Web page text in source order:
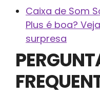
Caixa de Som
Plus é boa?
surpresa